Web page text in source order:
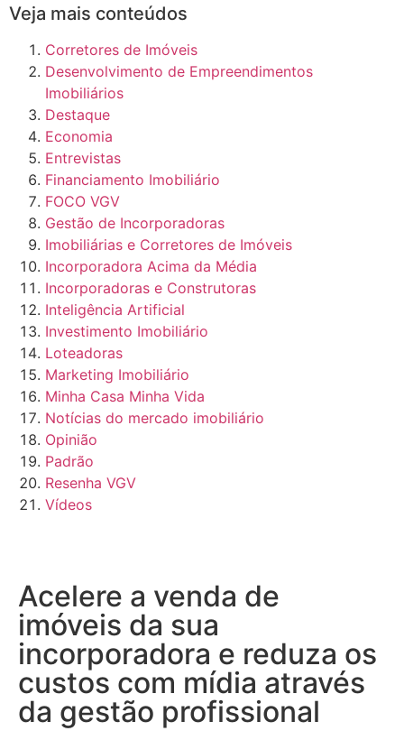
Veja mais conteúdos
Corretores de Imóveis
Desenvolvimento de Empreendimentos
Imobiliários
Destaque
Economia
Entrevistas
Financiamento Imobiliário
FOCO VGV
Gestão de Incorporadoras
Imobiliárias e Corretores de Imóveis
Incorporadora Acima da Média
Incorporadoras e Construtoras
Inteligência Artificial
Investimento Imobiliário
Loteadoras
Marketing Imobiliário
Minha Casa Minha Vida
Notícias do mercado imobiliário
Opinião
Padrão
Resenha VGV
Vídeos
Acelere a venda de
imóveis da sua
incorporadora e reduza os
custos com mídia através
da gestão profissional​